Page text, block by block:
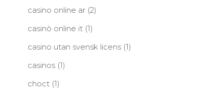
casino online ar(2)
casinò online it(1)
casino utan svensk licens(1)
casinos(1)
choct(1)